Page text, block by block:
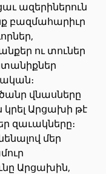
ազերիներուն
բազմահարիւր
ու տուներ
վնասները
կրել Արցախի թէ
զաւակները։
մեր
Արցախին,